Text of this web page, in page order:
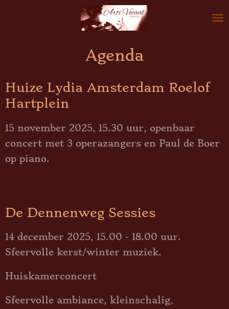
Agenda
Huize Lydia Amsterdam Roelof
Hartplein
15 november 2025, 15.30 uur, openbaar
concert met 3 operazangers en Paul de Boer
op piano.
De Dennenweg Sessies
14 december 2025, 15.00 - 18.00 uur.
Sfeervolle kerst/winter muziek.
Huiskamerconcert
Sfeervolle ambiance, kleinschalig,